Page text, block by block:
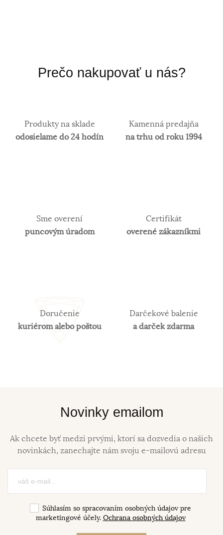
Prečo nakupovať u nás?
Produkty na sklade
odosielame do 24 hodín
Kamenná predajňa
na trhu od roku 1994
Sme overení
puncovým úradom
Certifikát
overené zákazníkmi
Doručenie
kuriérom alebo poštou
Darčekové balenie
a darček zdarma
Novinky emailom
Ak chcete byť medzi prvými, ktorí sa dozvedia o našich
novinkách, zanechajte nám svoju e-mailovú adresu
Súhlasím so spracovaním osobných údajov pre
marketingové účely. Ochrana osobných údajov